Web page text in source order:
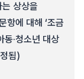
상상을
항에 대해 ‘조금
동·청소년 대상
됨)